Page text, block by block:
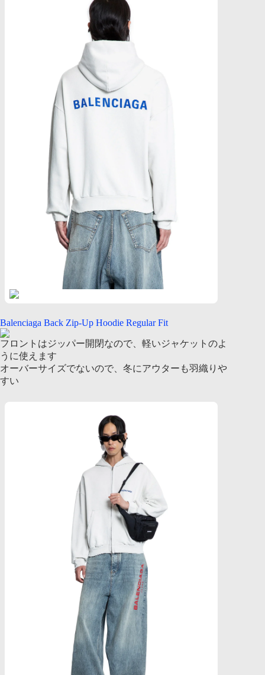
Balenciaga Back Zip-Up Hoodie Regular Fit
フロントはジッパー開閉なので、軽いジャケットのよ
うに使えます
オーバーサイズでないので、冬にアウターも羽織りや
すい